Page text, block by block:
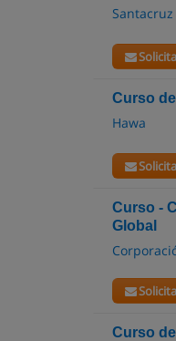
Curso
Hawa
Curso -
Global
Curso